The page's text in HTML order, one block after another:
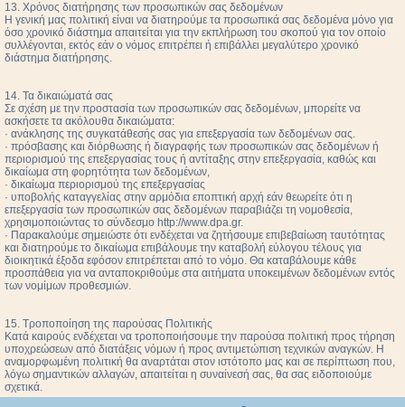
13. Χρόνος διατήρησης των προσωπικών σας δεδομένων
Η γενική μας πολιτική είναι να διατηρούμε τα προσωπικά σας δεδομένα μόνο για
όσο χρονικό διάστημα απαιτείται για την εκπλήρωση του σκοπού για τον οποίο
συλλέγονται, εκτός εάν ο νόμος επιτρέπει ή επιβάλλει μεγαλύτερο χρονικό
διάστημα διατήρησης.
14. Τα δικαιώματά σας
Σε σχέση με την προστασία των προσωπικών σας δεδομένων, μπορείτε να
ασκήσετε τα ακόλουθα δικαιώματα:
· ανάκλησης της συγκατάθεσής σας για επεξεργασία των δεδομένων σας.
· πρόσβασης και διόρθωσης ή διαγραφής των προσωπικών σας δεδομένων ή
περιορισμού της επεξεργασίας τους ή αντίταξης στην επεξεργασία, καθώς και
δικαίωμα στη φορητότητα των δεδομένων,
· δικαίωμα περιορισμού της επεξεργασίας
· υποβολής καταγγελίας στην αρμόδια εποπτική αρχή εάν θεωρείτε ότι η
επεξεργασία των προσωπικών σας δεδομένων παραβιάζει τη νομοθεσία,
χρησιμοποιώντας το σύνδεσμο http://www.dpa.gr.
· Παρακαλούμε σημειώστε ότι ενδέχεται να ζητήσουμε επιβεβαίωση ταυτότητας
και διατηρούμε το δικαίωμα επιβάλουμε την καταβολή εύλογου τέλους για
διοικητικά έξοδα εφόσον επιτρέπεται από το νόμο. Θα καταβάλουμε κάθε
προσπάθεια για να ανταποκριθούμε στα αιτήματα υποκειμένων δεδομένων εντός
των νομίμων προθεσμιών.
15. Τροποποίηση της παρούσας Πολιτικής
Κατά καιρούς ενδέχεται να τροποποιήσουμε την παρούσα πολιτική προς τήρηση
υποχρεώσεων από διατάξεις νόμων ή προς αντιμετώπιση τεχνικών αναγκών. Η
αναμορφωμένη πολιτική θα αναρτάται στον ιστότοπο μας και σε περίπτωση που,
λόγω σημαντικών αλλαγών, απαιτείται η συναίνεσή σας, θα σας ειδοποιούμε
σχετικά.